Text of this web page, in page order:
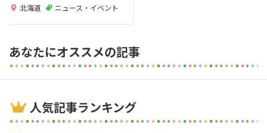
北海道 ニュース・イベント
あなたにオススメの記事
人気記事ランキング